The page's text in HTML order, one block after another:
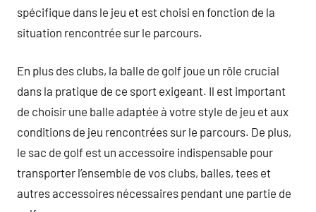
spécifique dans le jeu et est choisi en fonction de la
situation rencontrée sur le parcours.
En plus des clubs, la balle de golf joue un rôle crucial
dans la pratique de ce sport exigeant. Il est important
de choisir une balle adaptée à votre style de jeu et aux
conditions de jeu rencontrées sur le parcours. De plus,
le sac de golf est un accessoire indispensable pour
transporter l’ensemble de vos clubs, balles, tees et
autres accessoires nécessaires pendant une partie de